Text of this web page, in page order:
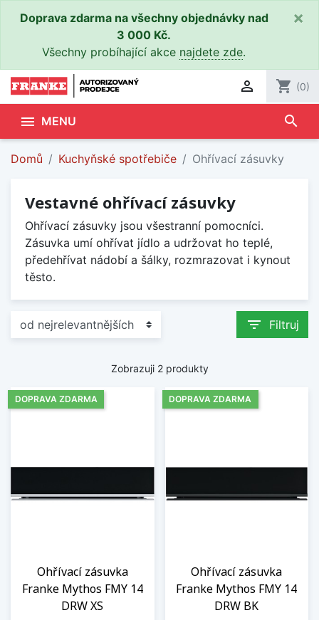
Doprava zdarma na všechny objednávky nad
3 000 Kč.
Všechny probíhající akce najdete zde.
×
 shopping_cart (0)
 MENU search
Domů Kuchyňské spotřebiče Ohřívací zásuvky
Vestavné ohřívací zásuvky
Ohřívací zásuvky jsou všestranní pomocníci.
Zásuvka umí ohřívat jídlo a udržovat ho teplé,
předehřívat nádobí a šálky, rozmrazovat i kynout
těsto.
filter_list Filtruj
Zobrazuji 2 produkty
Ohřívací zásuvka
Franke Mythos FMY 14
DRW XS
DOPRAVA ZDARMA
Ohřívací zásuvka
Franke Mythos FMY 14
DRW BK
DOPRAVA ZDARMA